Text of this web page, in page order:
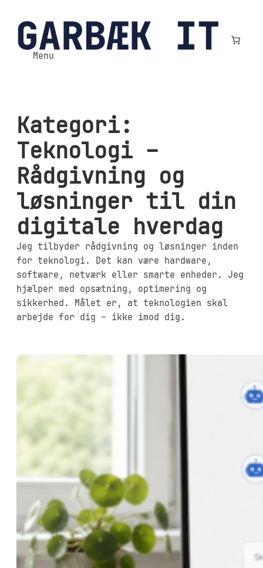
til
indhold
Menu
Kategori:
Teknologi –
Rådgivning og
løsninger til din
digitale hverdag
Jeg tilbyder rådgivning og løsninger inden
for teknologi. Det kan være hardware,
software, netværk eller smarte enheder. Jeg
hjælper med opsætning, optimering og
sikkerhed. Målet er, at teknologien skal
arbejde for dig – ikke imod dig.